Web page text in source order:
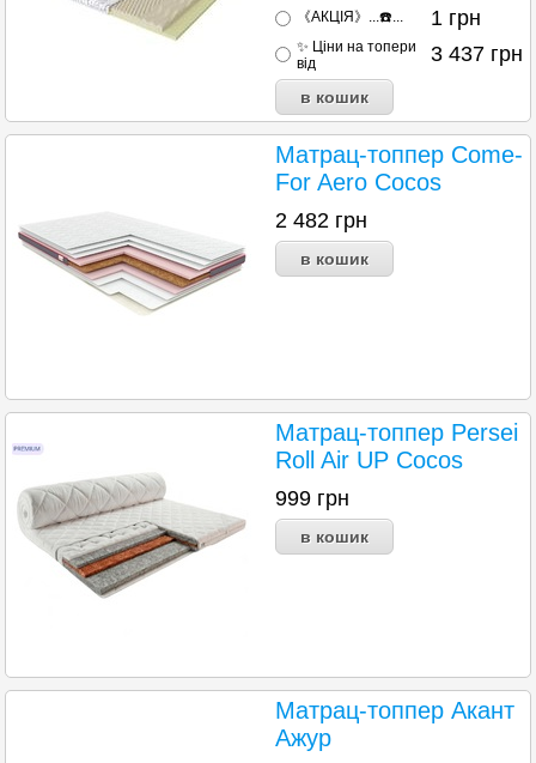
《АКЦІЯ》...☎️... 1 грн
✨ Ціни на топери
від
3 437 грн
Матрац-топпер Come-
For Aero Cocos
2 482 грн
Матрац-топпер Persei
Roll Air UP Cocos
999 грн
Матрац-топпер Акант
Ажур